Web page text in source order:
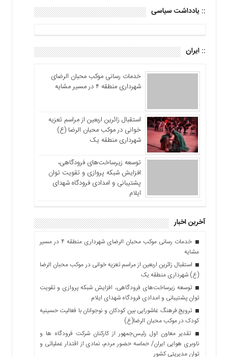
:: یادداشت سیاسی
:: ایران
خدمات رسانی موکب محبان الرضای
شهرداری منطقه ۴ در مسیر مشایه
استقبال زائرین اربعین از مراسم تعزیه
خوانی در موکب محبان الرضا (ع)
شهرداری منطقه یک
توسعه زیرساخت‌های فرودگاهی،
افزایش شبکه پروازی و تقویت توان
پشتیبانی و امدادی فرودگاه شهدای
ایلام
آخرین اخبار
خدمات رسانی موکب محبان الرضای شهرداری منطقه ۴ در مسیر
مشایه
استقبال زائرین اربعین از مراسم تعزیه خوانی در موکب محبان الرضا
(ع) شهرداری منطقه یک
توسعه زیرساخت‌های فرودگاهی، افزایش شبکه پروازی و تقویت
توان پشتیبانی و امدادی فرودگاه شهدای ایلام
ترویج فرهنگ عاشورایی بین کودکان و نوجوانان با فعالیت حسینیه
کودک در موکب محبان الرضا(ع)
تقدیر معاون اول رئیس‌جمهور از کارکنان شرکت فرودگاه ها و
ناوبری هوایی ایران/ حماسه حضور مردم، نمادی از اقتدار عملیاتی و
توان مدیریتی کشور